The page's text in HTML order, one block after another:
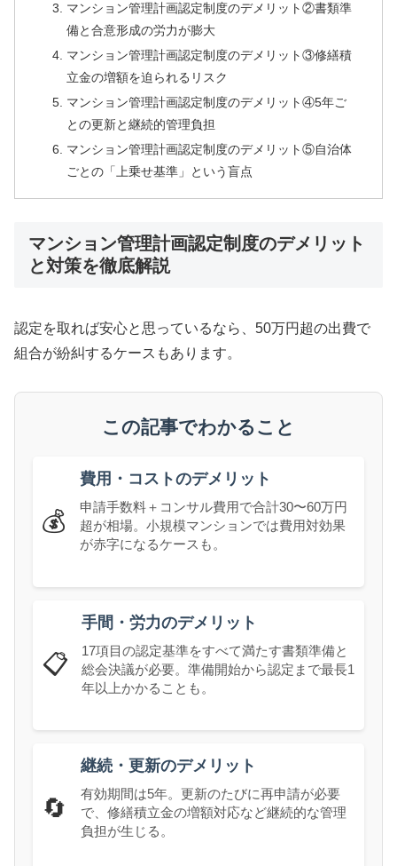
マンション管理計画認定制度のデメリット②書類準
備と合意形成の労力が膨大
マンション管理計画認定制度のデメリット③修繕積
立金の増額を迫られるリスク
マンション管理計画認定制度のデメリット④5年ご
との更新と継続的管理負担
マンション管理計画認定制度のデメリット⑤自治体
ごとの「上乗せ基準」という盲点
マンション管理計画認定制度のデメリット
と対策を徹底解説
認定を取れば安心と思っているなら、50万円超の出費で
組合が紛糾するケースもあります。
この記事でわかること
💰
費用・コストのデメリット
申請手数料＋コンサル費用で合計30〜60万円
超が相場。小規模マンションでは費用対効果
が赤字になるケースも。
📋
手間・労力のデメリット
17項目の認定基準をすべて満たす書類準備と
総会決議が必要。準備開始から認定まで最長1
年以上かかることも。
🔄
継続・更新のデメリット
有効期間は5年。更新のたびに再申請が必要
で、修繕積立金の増額対応など継続的な管理
負担が生じる。